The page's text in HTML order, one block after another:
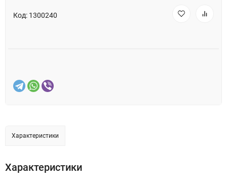
Код: 1300240
Характеристики
Характеристики